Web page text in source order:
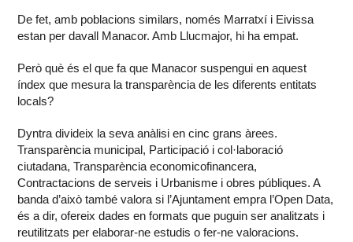
De fet, amb poblacions similars, només Marratxí i Eivissa
estan per davall Manacor. Amb Llucmajor, hi ha empat.
Però què és el que fa que Manacor suspengui en aquest
índex que mesura la transparència de les diferents entitats
locals?
Dyntra divideix la seva anàlisi en cinc grans àrees.
Transparència municipal, Participació i col·laboració
ciutadana, Transparència economicofinancera,
Contractacions de serveis i Urbanisme i obres públiques. A
banda d’això també valora si l’Ajuntament empra l’Open Data,
és a dir, ofereix dades en formats que puguin ser analitzats i
reutilitzats per elaborar-ne estudis o fer-ne valoracions.